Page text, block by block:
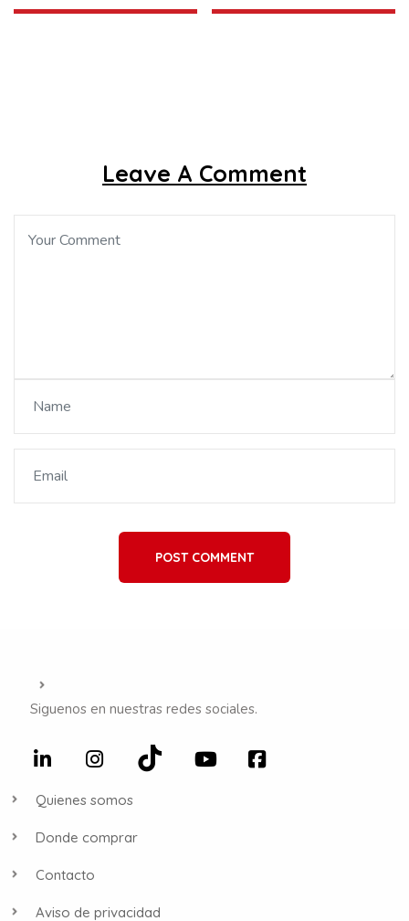
Leave A Comment
POST COMMENT
Siguenos en nuestras redes sociales.
Quienes somos
Donde comprar
Contacto
Aviso de privacidad